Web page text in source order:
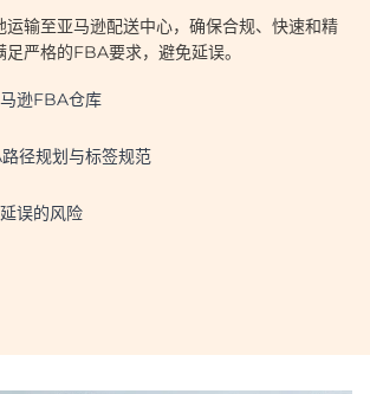
运输至亚马逊配送中心，确保合规、快速和精
严格的FBA要求，避免延误。
逊FBA仓库
径规划与标签规范
误的风险